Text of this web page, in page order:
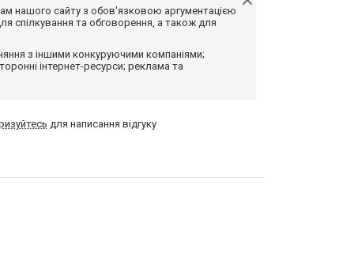
нашого сайту з обов'язковою аргументацією
спілкування та обговорення, а також для
з іншими конкуруючими компаніями;
інтернет-ресурси; реклама та
для написання відгуку